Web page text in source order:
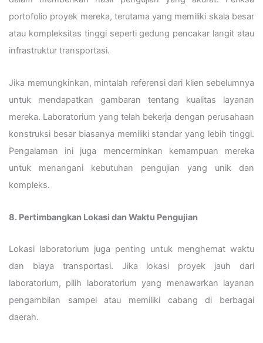
portofolio proyek mereka, terutama yang memiliki skala besar
atau kompleksitas tinggi seperti gedung pencakar langit atau
infrastruktur transportasi.
Jika memungkinkan, mintalah referensi dari klien sebelumnya
untuk mendapatkan gambaran tentang kualitas layanan
mereka. Laboratorium yang telah bekerja dengan perusahaan
konstruksi besar biasanya memiliki standar yang lebih tinggi.
Pengalaman ini juga mencerminkan kemampuan mereka
untuk menangani kebutuhan pengujian yang unik dan
kompleks.
8. Pertimbangkan Lokasi dan Waktu Pengujian
Lokasi laboratorium juga penting untuk menghemat waktu
dan biaya transportasi. Jika lokasi proyek jauh dari
laboratorium, pilih laboratorium yang menawarkan layanan
pengambilan sampel atau memiliki cabang di berbagai
daerah.